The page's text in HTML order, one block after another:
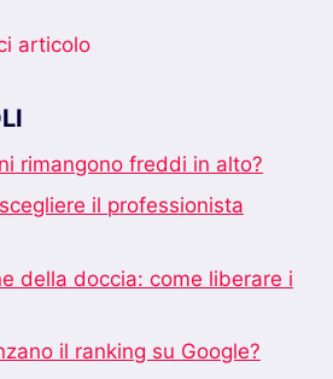
articolo
rimangono freddi in alto?
il professionista
della doccia: come liberare i
il ranking su Google?